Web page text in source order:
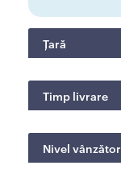
Țară
Timp livrare
Nivel vânzător